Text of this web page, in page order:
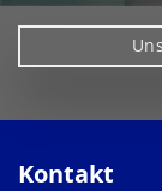
Kontakt